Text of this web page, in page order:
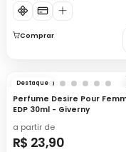
Comprar
Destaque
Perfume Desire Pour
EDP 30ml - Giverny
a partir de
R$ 23,90